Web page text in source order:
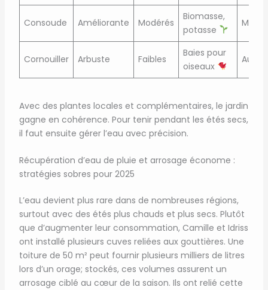
Consoude Améliorante Modérés
Biomasse,
potasse
Mi-
Cornouiller Arbuste Faibles
Baies pour
oiseaux
Avec des plantes locales et complémentaires, le jardin
gagne en cohérence. Pour tenir pendant les étés secs,
il faut ensuite gérer l’eau avec précision.
Récupération d’eau de pluie et arrosage économe :
stratégies sobres pour 2025
L’eau devient plus rare dans de nombreuses régions,
surtout avec des étés plus chauds et plus secs. Plutôt
que d’augmenter leur consommation, Camille et Idriss
ont installé plusieurs cuves reliées aux gouttières. Une
toiture de 50 m² peut fournir plusieurs milliers de litres
lors d’un orage; stockés, ces volumes assurent un
arrosage ciblé au cœur de la saison. Ils ont relié cette